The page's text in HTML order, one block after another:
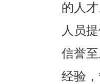
的人
人员
信誉
经验